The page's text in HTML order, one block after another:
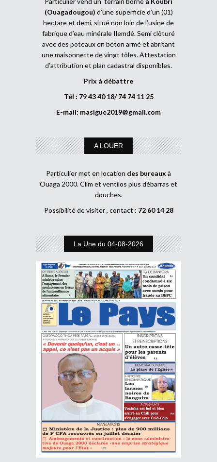
(Ouagadougou) d’une superficie d’un (01)
hectare et demi, situé non loin de l’usine de
fabrique d’eau minérale Ilemdé. Semi clôturé
avec des poteaux en béton armé et abritant
une maisonnette de vingt tôles. Attestation
d’attribution et plan cadastral disponibles.
Prix à débattre
Tél : 79 43 40 18/ 74 74 11 25
E-mail: masigue2019@gmail.com
A LOUER
Particulier met en location des bureaux à
Ouaga 2000. Clim et ventilos plus débarras et
douches.
Possibilité de visiter , contact : 72 60 14 28
La Une du 04-08-2026